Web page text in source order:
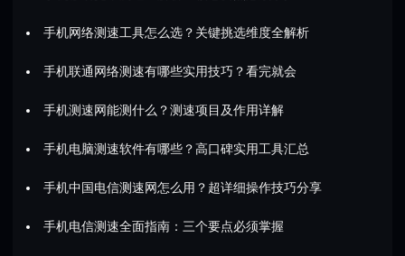
手机网络测速工具怎么选？关键挑选维度全解析
手机联通网络测速有哪些实用技巧？看完就会
手机测速网能测什么？测速项目及作用详解
手机电脑测速软件有哪些？高口碑实用工具汇总
手机中国电信测速网怎么用？超详细操作技巧分享
手机电信测速全面指南：三个要点必须掌握